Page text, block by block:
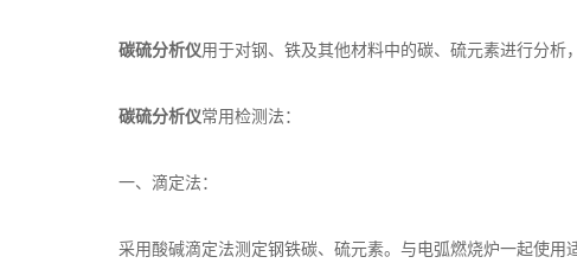
碳硫分析仪用于对钢、铁及其他材料中的碳、硫元素进行分析
碳硫分析仪常用检测法：
一、滴定法：
采用酸碱滴定法测定钢铁碳、硫元素。与电弧燃烧炉一起使用